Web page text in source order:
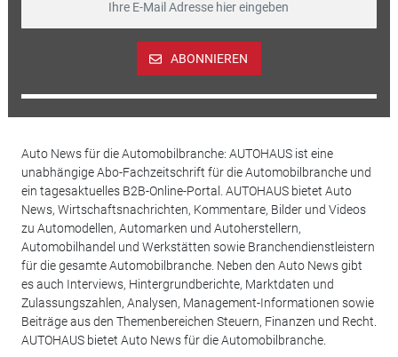
ABONNIEREN
Auto News für die Automobilbranche: AUTOHAUS ist eine
unabhängige Abo-Fachzeitschrift für die Automobilbranche und
ein tagesaktuelles B2B-Online-Portal. AUTOHAUS bietet Auto
News, Wirtschaftsnachrichten, Kommentare, Bilder und Videos
zu Automodellen, Automarken und Autoherstellern,
Automobilhandel und Werkstätten sowie Branchendienstleistern
für die gesamte Automobilbranche. Neben den Auto News gibt
es auch Interviews, Hintergrundberichte, Marktdaten und
Zulassungszahlen, Analysen, Management-Informationen sowie
Beiträge aus den Themenbereichen Steuern, Finanzen und Recht.
AUTOHAUS bietet Auto News für die Automobilbranche.